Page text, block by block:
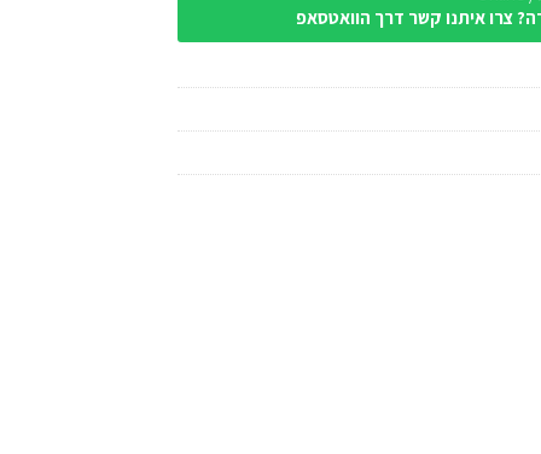
צרו איתנו קשר דרך הוואטסאפ